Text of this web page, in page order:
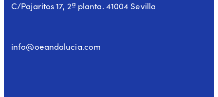
C/Pajaritos 17, 2ª planta. 41004 Sevilla
info@oeandalucia.com